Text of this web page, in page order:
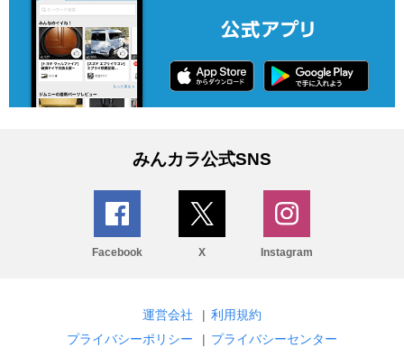
みんカラ公式SNS
Facebook X Instagram
運営会社 | 利用規約
プライバシーポリシー
| プライバシーセンター